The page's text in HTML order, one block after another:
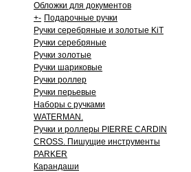
Обложки для документов
+- Подарочные ручки
Ручки серебряные и золотые KiT
Ручки серебряные
Ручки золотые
Ручки шариковые
Ручки роллер
Ручки перьевые
Наборы с ручками
WATERMAN.
Ручки и роллеры PIERRE CARDIN
CROSS. Пишущие инструменты
PARKER
Карандаши